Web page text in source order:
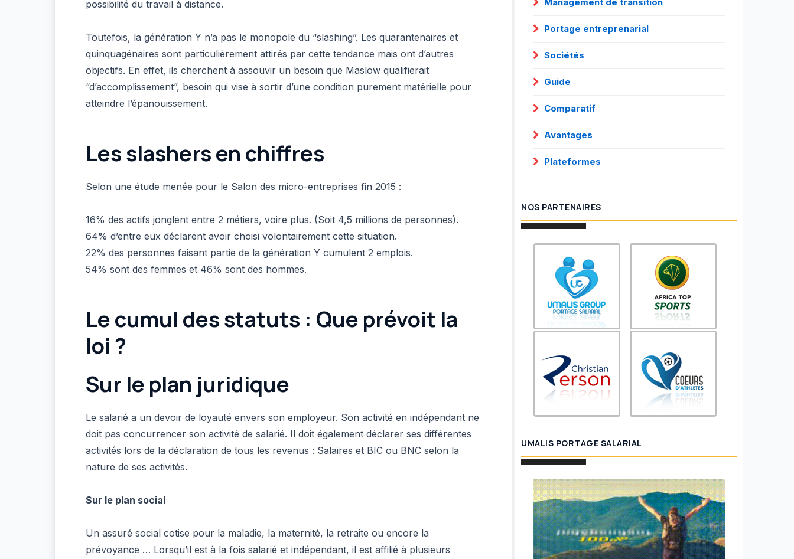
possibilité du travail à distance.
Toutefois, la génération Y n’a pas le monopole du “slashing”. Les quarantenaires et
quinquagénaires sont particulièrement attirés par cette tendance mais ont d’autres
objectifs. En effet, ils cherchent à assouvir un besoin que Maslow qualifierait
“d’accomplissement”, besoin qui vise à sortir d’une condition purement matérielle pour
atteindre l’épanouissement.
Les slashers en chiffres
Selon une étude menée pour le Salon des micro-entreprises fin 2015 :
16% des actifs jonglent entre 2 métiers, voire plus. (Soit 4,5 millions de personnes).
64% d’entre eux déclarent avoir choisi volontairement cette situation.
22% des personnes faisant partie de la génération Y cumulent 2 emplois.
54% sont des femmes et 46% sont des hommes.
Le cumul des statuts : Que prévoit la
loi ?
Sur le plan juridique
Le salarié a un devoir de loyauté envers son employeur. Son activité en indépendant ne
doit pas concurrencer son activité de salarié. Il doit également déclarer ses différentes
activités lors de la déclaration de tous les revenus : Salaires et BIC ou BNC selon la
nature de ses activités.
Sur le plan social
Un assuré social cotise pour la maladie, la maternité, la retraite ou encore la
prévoyance … Lorsqu’il est à la fois salarié et indépendant, il est affilié à plusieurs
Management de transition
Portage entreprenarial
Sociétés
Guide
Comparatif
Avantages
Plateformes
NOS PARTENAIRES
UMALIS PORTAGE SALARIAL